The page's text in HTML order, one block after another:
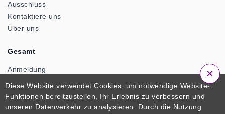
Ausschluss
Kontaktiere uns
Über uns
Gesamt
Anmeldung
Anmeldung
Diese Website verwendet Cookies, um notwendige Website-
Funktionen bereitzustellen, Ihr Erlebnis zu verbessern und
unseren Datenverkehr zu analysieren. Durch die Nutzung
×